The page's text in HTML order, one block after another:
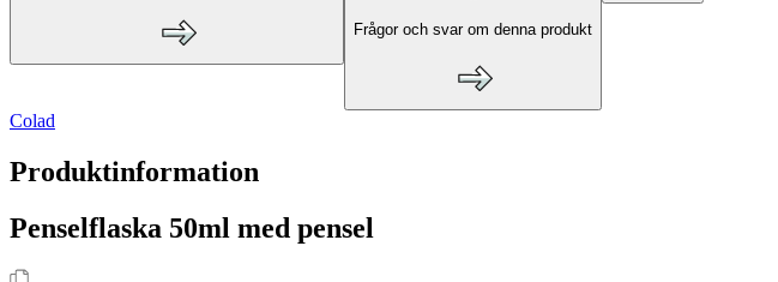
Frågor och svar om denna produkt
Colad
Produktinformation
Penselflaska 50ml med pensel